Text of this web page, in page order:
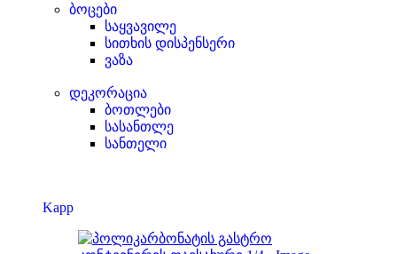
ბოცები
საყვავილე
სითხის დისპენსერი
ვაზა
დეკორაცია
ბოთლები
სასანთლე
სანთელი
Kapp